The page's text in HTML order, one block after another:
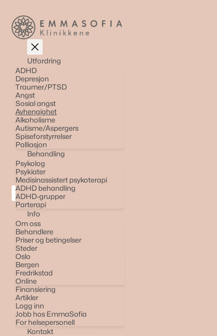
content
Utfordring
ADHD
Depresjon
Traumer/PTSD
Angst
Sosial angst
Avhengighet
Alkoholisme
Autisme/Aspergers
Spiseforstyrrelser
Palliasjon
Behandling
Psykolog
Psykiater
Medisinassistert psykoterapi
ADHD behandling
ADHD-grupper
Parterapi
Info
Om oss
Behandlere
Priser og betingelser
Steder
Oslo
Bergen
Fredrikstad
Online
Finansiering
Artikler
Logg inn
Jobb hos EmmaSofia
For helsepersonell
Kontakt